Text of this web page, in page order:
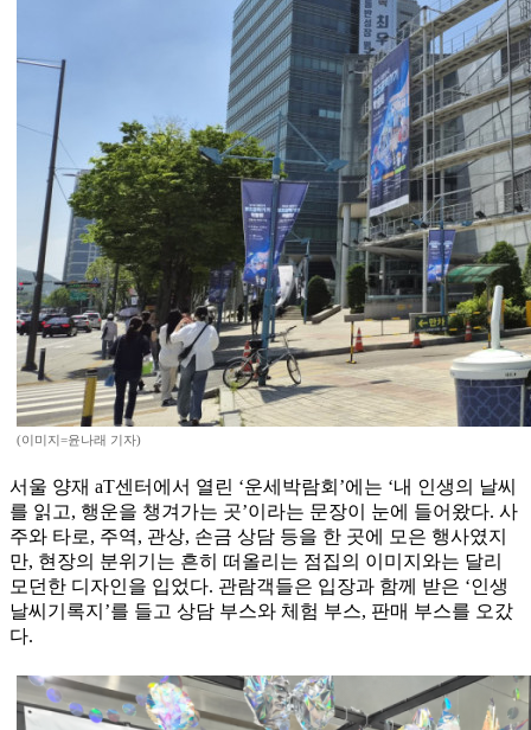
(이미지=윤나래 기자)
서울 양재 aT센터에서 열린 ‘운세박람회’에는 ‘내 인생의 날씨
를 읽고, 행운을 챙겨가는 곳’이라는 문장이 눈에 들어왔다. 사
주와 타로, 주역, 관상, 손금 상담 등을 한 곳에 모은 행사였지
만, 현장의 분위기는 흔히 떠올리는 점집의 이미지와는 달리
모던한 디자인을 입었다. 관람객들은 입장과 함께 받은 ‘인생
날씨기록지’를 들고 상담 부스와 체험 부스, 판매 부스를 오갔
다.